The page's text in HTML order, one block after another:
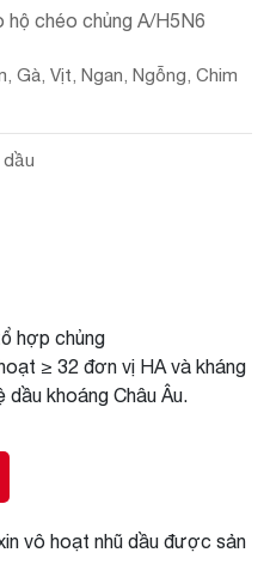
hộ chéo chủng A/H5N6
Gà, Vịt, Ngan, Ngỗng, Chim
dầu
hợp chủng
≥ 32 đơn vị HA và kháng
dầu khoáng Châu Âu.
vô hoạt nhũ dầu được sản